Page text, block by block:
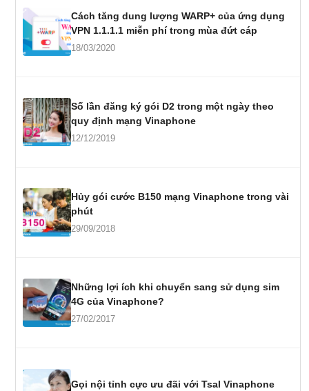
Cách tăng dung lượng WARP+ của ứng dụng
VPN 1.1.1.1 miễn phí trong mùa đứt cáp
18/03/2020
Số lần đăng ký gói D2 trong một ngày theo
quy định mạng Vinaphone
12/12/2019
Hủy gói cước B150 mạng Vinaphone trong vài
phút
29/09/2018
Những lợi ích khi chuyển sang sử dụng sim
4G của Vinaphone?
27/02/2017
Gọi nội tỉnh cực ưu đãi với Tsal Vinaphone